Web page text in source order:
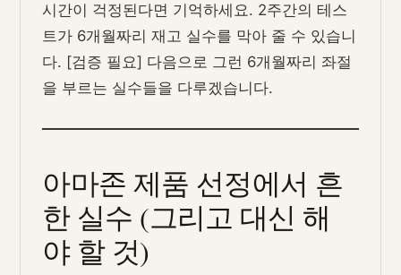
시간이 걱정된다면 기억하세요. 2주간의 테스
트가 6개월짜리 재고 실수를 막아 줄 수 있습니
다. [검증 필요] 다음으로 그런 6개월짜리 좌절
을 부르는 실수들을 다루겠습니다.
아마존 제품 선정에서 흔
한 실수 (그리고 대신 해
야 할 것)